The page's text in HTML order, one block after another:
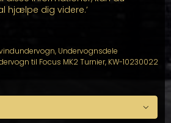
hjælpe dig videre.’
, Undervognsdele
til Focus MK2 Turnier, KW-10230022
